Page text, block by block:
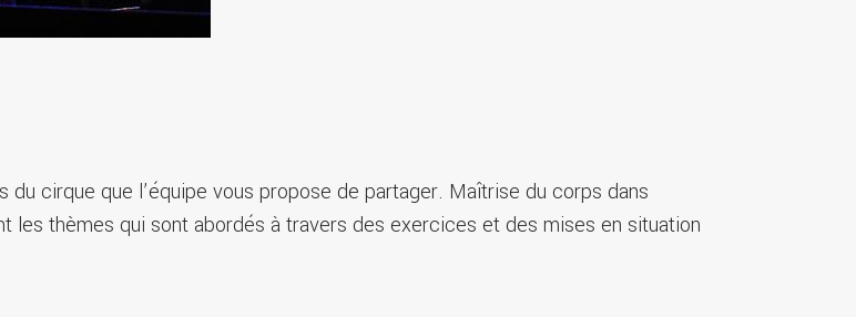
cirque que l’équipe vous propose de partager. Maîtrise du corps dans
les thèmes qui sont abordés à travers des exercices et des mises en situation